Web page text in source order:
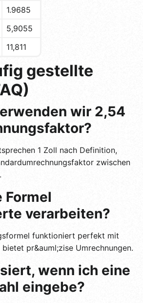
1.9685
5,9055
11,811
gestellte
wir 2,54
1 Zoll nach Definition,
zwischen
Formel
verarbeiten?
funktioniert perfekt mit
pr&auml;zise Umrechnungen.
wenn ich eine
eingebe?